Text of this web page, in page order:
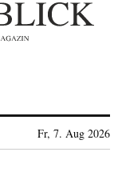
Fr, 7. Aug 2026